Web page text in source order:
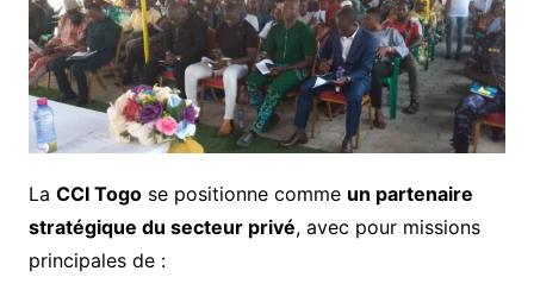
La CCI Togose positionne comme un partenaire
stratégique du secteur privé, avec pour missions
principales de :